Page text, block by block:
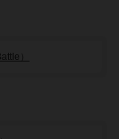
）